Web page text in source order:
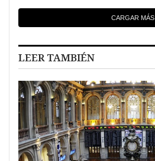
CARGAR MÁS
LEER TAMBIÉN